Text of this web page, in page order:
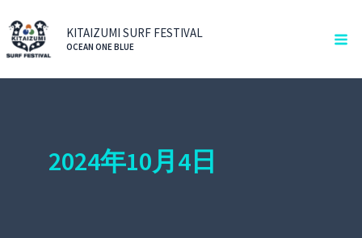
容
を
ス
KITAIZUMI SURF FESTIVAL
OCEAN ONE BLUE
2024年10月4日